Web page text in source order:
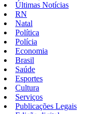
Últimas Notícias
RN
Natal
Política
Polícia
Economia
Brasil
Saúde
Esportes
Cultura
Serviços
Publicações Legais